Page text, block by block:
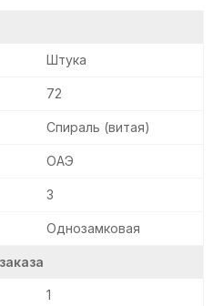
Штука
72
Спираль (витая)
ОАЭ
3
Однозамковая
1